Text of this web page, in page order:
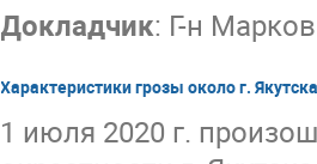
Докладчик: Г-н
Характеристики грозы около г.
1 июля 2020 г.